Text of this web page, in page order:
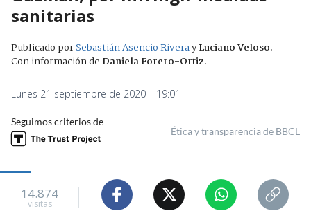
sanitarias
Publicado porSebastián Asencio RiverayLuciano Veloso.
Con información de Daniela Forero-Ortiz.
Lunes 21 septiembre de 2020 | 19:01
Seguimos criterios de
Ética y transparencia de BBCL
14.874
visitas